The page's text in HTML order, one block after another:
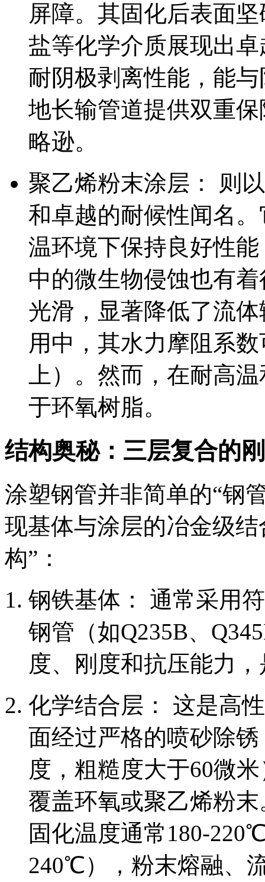
屏障。其固化后表面
盐等化学介质展现出
耐阴极剥离性能，能
地长输管道提供双重
略逊。
聚乙烯粉末涂层： 则
和卓越的耐候性闻名
温环境下保持良好性
中的微生物侵蚀也有
光滑，显著降低了流
用中，其水力摩阻系
上）。然而，在耐高
于环氧树脂。
结构奥秘：三层复合的
涂塑钢管并非简单的“钢
现基体与涂层的冶金级
构”：
钢铁基体： 通常采用
钢管（如Q235B、
度、刚度和抗压能力
化学结合层： 这是高
面经过严格的喷砂除
度，粗糙度大于60微
覆盖环氧或聚乙烯粉
固化温度通常180-
240℃），粉末熔融、